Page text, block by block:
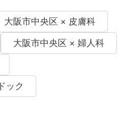
大阪市中央区 × 皮膚科
大阪市中央区 × 婦人科
ック